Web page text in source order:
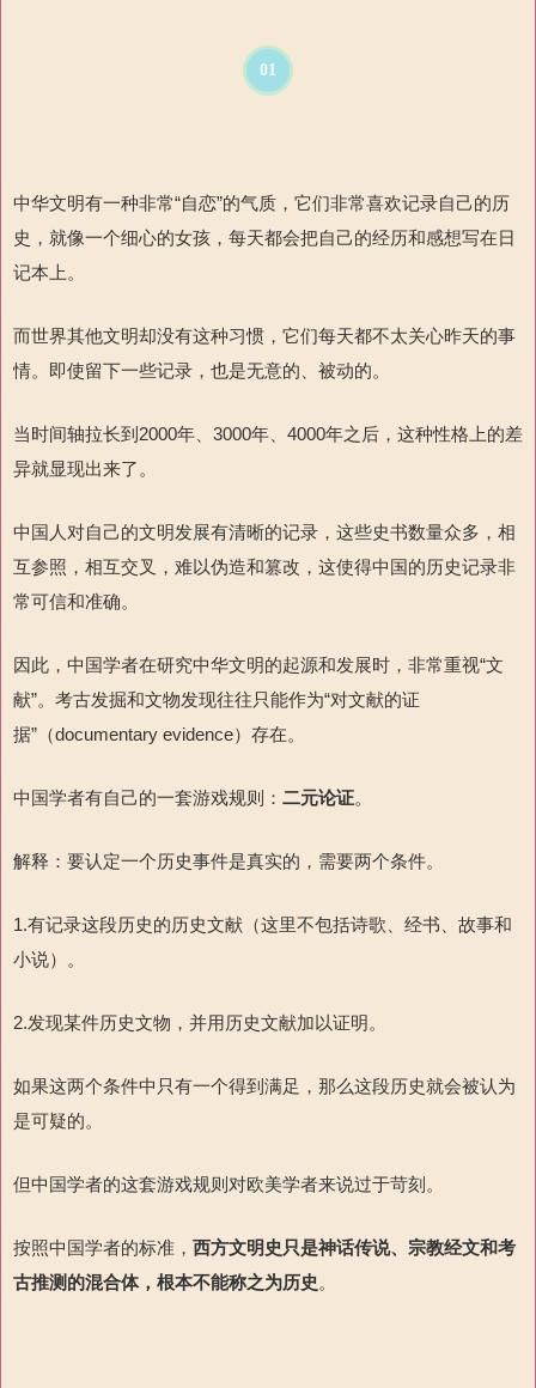
01
中华文明有一种非常“自恋”的气质，它们非常喜欢记录自己的历
史，就像一个细心的女孩，每天都会把自己的经历和感想写在日
记本上。
而世界其他文明却没有这种习惯，它们每天都不太关心昨天的事
情。即使留下一些记录，也是无意的、被动的。
当时间轴拉长到 2000年、 3000年、 4000年之后 ，这种性格上的差
异就显现出来了。
中国人对自己的文明发展有清晰的记录，这些史书数量众多，相
互参照，相互交叉，难以伪造和篡改，这使得中国的历史记录非
常可信和准确。
因此，中国学者在研究中华文明的起源和发展时，非常重视“文
献”。考古发掘和文物发现往往只能作为“对文献的证
据”（documentary evidence） 存在。
中国学者有自己的一套游戏规则： 二元论证。
解释：要认定一个历史事件是真实的，需要两个条件。
1.有记录这段历史的历史文献（这里不包括诗歌、经书、故事和
小说）。
2.发现某件历史文物，并用历史文献加以证明。
如果这两个条件中只有一个得到满足，那么这段历史就会被认为
是可疑的。
但中国学者的这套游戏规则对欧美学者来说过于苛刻。
按照中国学者的标准， 西方文明史 只是神话传说、宗教经文和考
古推测的混合体，根本不能称之为历史 。